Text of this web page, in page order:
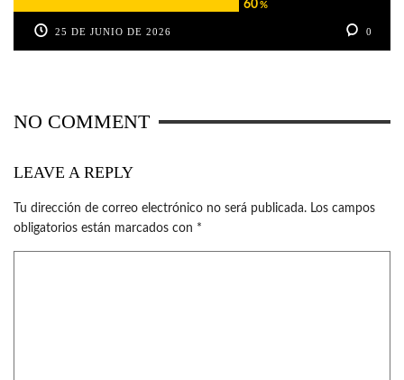
60%
25 DE JUNIO DE 2026 0
NO COMMENT
LEAVE A REPLY
Tu dirección de correo electrónico no será publicada. Los campos
obligatorios están marcados con *